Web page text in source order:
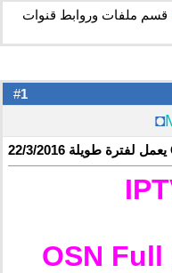
قسم ملفات وروابط قنوات
1
◘